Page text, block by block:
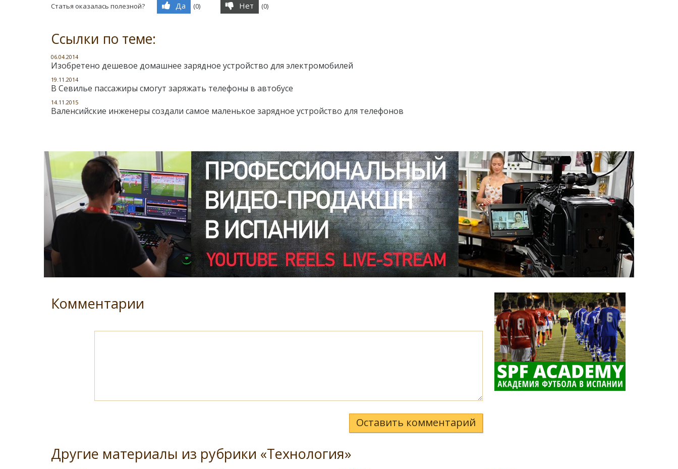
Статья оказалась полезной? Да (0) Нет (0)
Ссылки по теме:
06.04.2014
Изобретено дешевое домашнее зарядное устройство для электромобилей
19.11.2014
В Севилье пассажиры смогут заряжать телефоны в автобусе
14.11.2015
Валенсийские инженеры создали самое маленькое зарядное устройство для телефонов
Комментарии
Оставить комментарий
Другие материалы из рубрики «Технология»